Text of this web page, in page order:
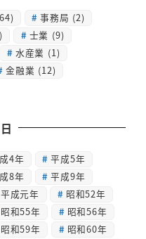
事務局 (2)
士業 (9)
水産業 (1)
金融業 (12)
4年
平成5年
8年
平成9年
平成元年
昭和52年
昭和55年
昭和56年
昭和59年
昭和60年